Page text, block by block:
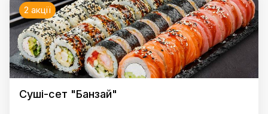
2 акції
Суші-сет "Банзай"